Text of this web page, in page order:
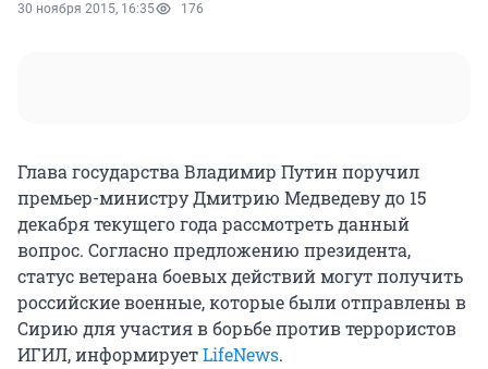
30 ноября 2015, 16:35 176
Глава государства Владимир Путин поручил
премьер-министру Дмитрию Медведеву до 15
декабря текущего года рассмотреть данный
вопрос. Согласно предложению президента,
статус ветерана боевых действий могут получить
российские военные, которые были отправлены в
Сирию для участия в борьбе против террористов
ИГИЛ, информируетLifeNews.